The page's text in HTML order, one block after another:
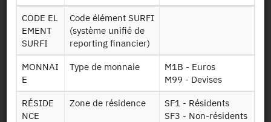
File Layout
Persistent Identifier (DOI)
Back to the source
CODE EL
EMENT
SURFI
Code élément SURFI
(système unifié de
reporting financier)
MONNAI
E
Type de monnaie
M1B - Euros
M99 - Devises
RÉSIDE
NCE
Zone de résidence
SF1 - Résidents
SF3 - Non-résidents